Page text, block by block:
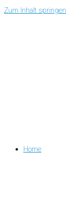
Zum Inhalt springen
Home